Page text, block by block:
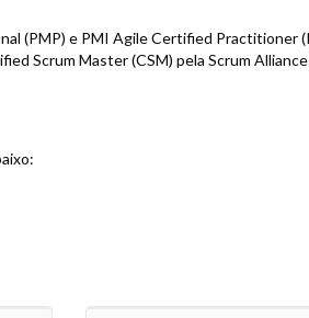
(PMP) e PMI Agile Certified
Scrum Master (CSM) pela Scrum